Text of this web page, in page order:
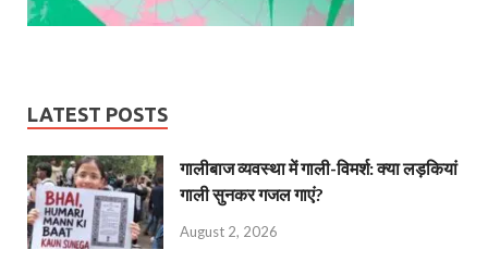
LATEST POSTS
गालीबाज व्‍यवस्‍था में गाली-विमर्श: क्या लड़कियां
गाली सुनकर गजल गाएं?
August 2, 2026